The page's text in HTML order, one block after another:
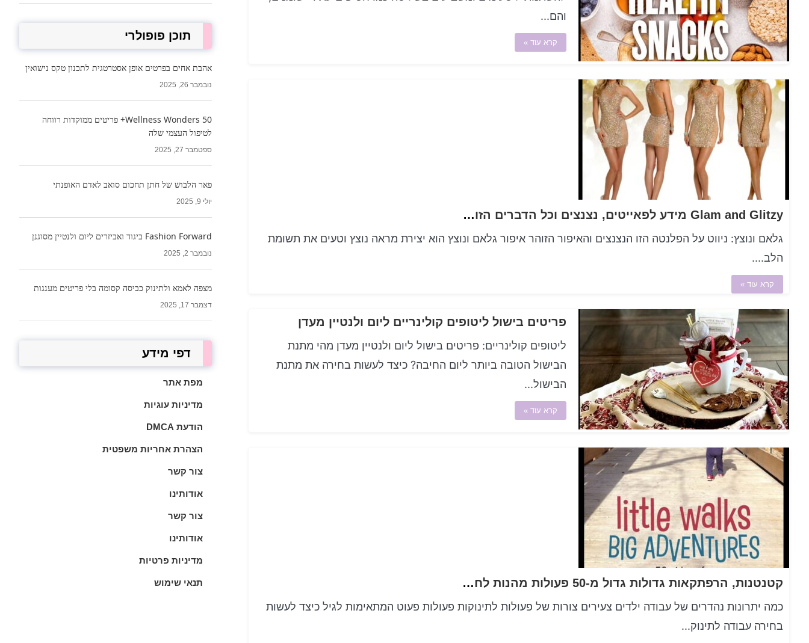
והם...
קרא עוד »
Glam and Glitzy מידע לפאייטים, נצנצים וכל הדברים הזוהרים
גלאם ונוצץ: ניווט על הפלנטה הזו הנצנצים והאיפור הזוהר איפור גלאם ונוצץ הוא יצירת מראה נוצץ וטעים את תשומת
הלב....
קרא עוד »
פריטים בישול ליטופים קולינריים ליום ולנטיין מעדן
ליטופים קולינריים: פריטים בישול ליום ולנטיין מעדן מהי מתנת
הבישול הטובה ביותר ליום החיבה? כיצד לעשות בחירה את מתנת
הבישול...
קרא עוד »
קטנטנות, הרפתקאות גדולות גדול מ-50 פעולות מהנות לחקר הילד האישי שלך
כמה יתרונות נהדרים של עבודה ילדים צעירים צורות של פעולות לתינוקות פעולות פעוט המתאימות לגיל כיצד לעשות
בחירה עבודה לתינוק...
תוכן פופולרי
אהבת אחים בפרטים אופן אסטרטגית לתכנון טקס נישואין
נובמבר 26, 2025
Wellness Wonders 50+ פריטים ממוקדות רווחה
לטיפול העצמי שלה
ספטמבר 27, 2025
פאר הלבוש של חתן תחכום סואב לאדם האופנתי
יולי 9, 2025
Fashion Forward ביגוד ואביזרים ליום ולנטיין מסוגנן
נובמבר 2, 2025
מצפה לאמא ולתינוק כביסה קסומה בלי פריטים מענגות
דצמבר 17, 2025
דפי מידע
מפת אתר
מדיניות עוגיות
הודעת DMCA
הצהרת אחריות משפטית
צור קשר
אודותינו
צור קשר
אודותינו
מדיניות פרטיות
תנאי שימוש